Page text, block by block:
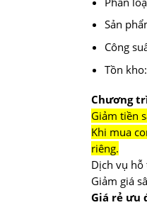
Sản
Công
Tồn kho:
Chương
Giảm tiền
Khi mua
riêng.
Dịch vụ
Giảm giá
Giá rẻ ưu